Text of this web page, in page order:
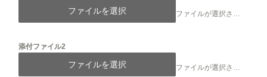
ファイルを選択
添付ファイル2
ファイルを選択